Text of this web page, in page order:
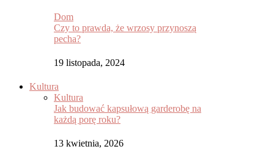
Dom
Czy to prawda, że wrzosy przynoszą
pecha?
19 listopada, 2024
Kultura
Kultura
Jak budować kapsułową garderobę na
każdą porę roku?
13 kwietnia, 2026